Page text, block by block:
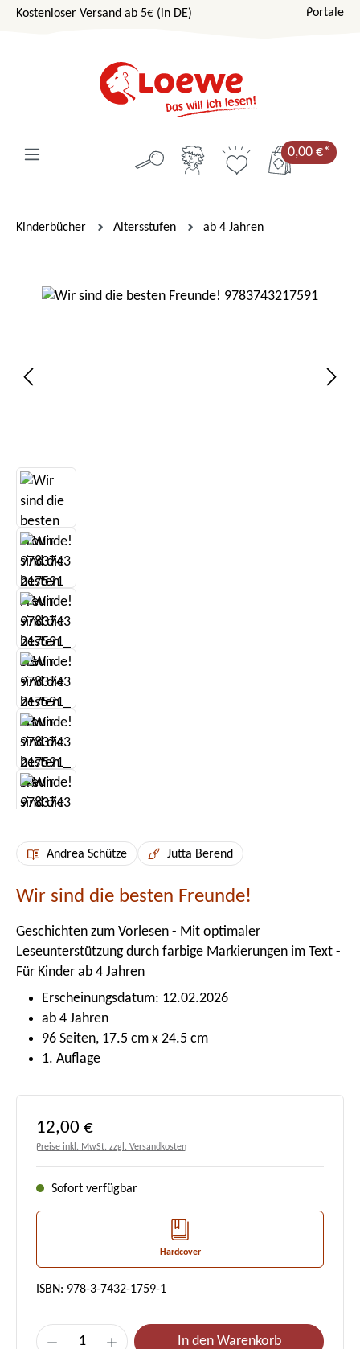
Zum Hauptinhalt springen
Kostenloser Versand ab 5€ (in DE) Portale
0,00 €*
Kinderbücher Altersstufen ab 4 Jahren
Bildergalerie überspringen
Andrea Schütze Jutta Berend
Wir sind die besten Freunde!
Geschichten zum Vorlesen - Mit optimaler
Leseunterstützung durch farbige Markierungen im Text -
Für Kinder ab 4 Jahren
Erscheinungsdatum: 12.02.2026
ab 4 Jahren
96 Seiten, 17.5 cm x 24.5 cm
1. Auflage
Regulärer Preis:
12,00 €
Preise inkl. MwSt. zzgl. Versandkosten
Sofort verfügbar
Hardcover
ISBN: 978-3-7432-1759-1
Produkt Anzahl: Gib den gewünschten
In den Warenkorb